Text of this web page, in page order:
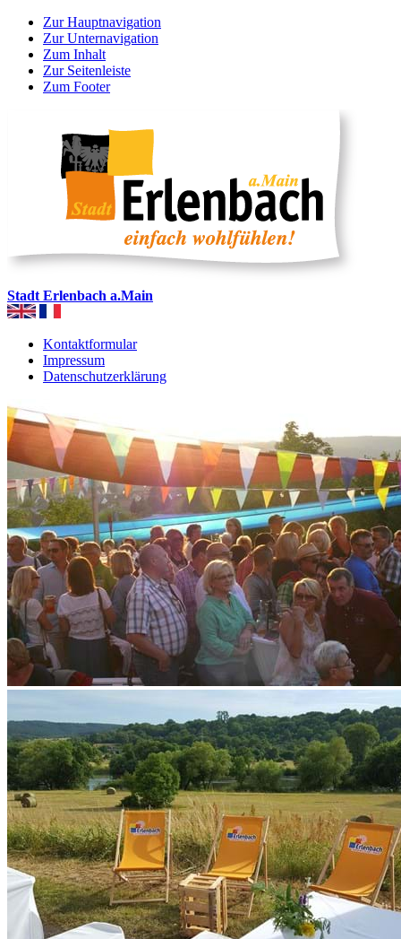
Zur Hauptnavigation
Zur Unternavigation
Zum Inhalt
Zur Seitenleiste
Zum Footer
Stadt Erlenbach a.Main
Kontaktformular
Impressum
Datenschutzerklärung